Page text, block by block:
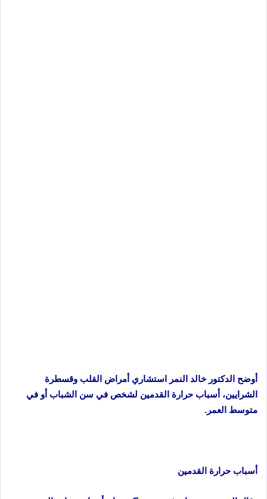
أوضح الدكتور خالد النمر استشاري أمراض القلب وقسطرة
الشرايين، أسباب حرارة القدمين لشخص في سن الشباب أو في
متوسط العمر.
أسباب حرارة القدمين